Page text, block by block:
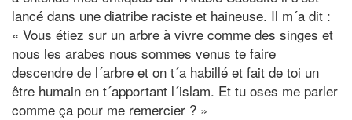
lancé dans une diatribe raciste et haineuse. Il m´a dit :
« Vous étiez sur un arbre à vivre comme des singes et
nous les arabes nous sommes venus te faire
descendre de l´arbre et on t´a habillé et fait de toi un
être humain en t´apportant l´islam. Et tu oses me parler
comme ça pour me remercier ? »